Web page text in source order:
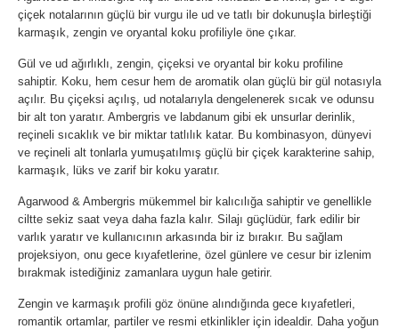
çiçek notalarının güçlü bir vurgu ile ud ve tatlı bir dokunuşla birleştiği
karmaşık, zengin ve oryantal koku profiliyle öne çıkar.
Gül ve ud ağırlıklı, zengin, çiçeksi ve oryantal bir koku profiline
sahiptir. Koku, hem cesur hem de aromatik olan güçlü bir gül notasıyla
açılır. Bu çiçeksi açılış, ud notalarıyla dengelenerek sıcak ve odunsu
bir alt ton yaratır. Ambergris ve labdanum gibi ek unsurlar derinlik,
reçineli sıcaklık ve bir miktar tatlılık katar. Bu kombinasyon, dünyevi
ve reçineli alt tonlarla yumuşatılmış güçlü bir çiçek karakterine sahip,
karmaşık, lüks ve zarif bir koku yaratır.
Agarwood & Ambergris mükemmel bir kalıcılığa sahiptir ve genellikle
ciltte sekiz saat veya daha fazla kalır. Silajı güçlüdür, fark edilir bir
varlık yaratır ve kullanıcının arkasında bir iz bırakır. Bu sağlam
projeksiyon, onu gece kıyafetlerine, özel günlere ve cesur bir izlenim
bırakmak istediğiniz zamanlara uygun hale getirir.
Zengin ve karmaşık profili göz önüne alındığında gece kıyafetleri,
romantik ortamlar, partiler ve resmi etkinlikler için idealdir. Daha yoğun